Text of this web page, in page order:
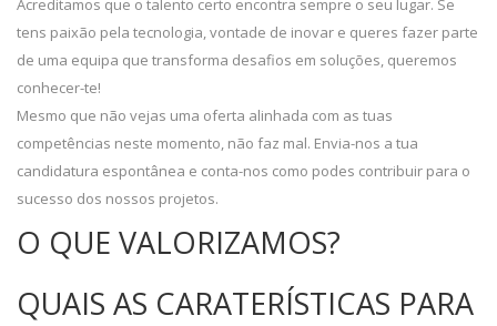
tens paixão pela tecnologia, vontade de inovar e queres fazer parte
de uma equipa que transforma desafios em soluções, queremos
conhecer-te!
Mesmo que não vejas uma oferta alinhada com as tuas
competências neste momento, não faz mal. Envia-nos a tua
candidatura espontânea e conta-nos como podes contribuir para o
sucesso dos nossos projetos.
O QUE VALORIZAMOS?
QUAIS AS CARATERÍSTICAS PARA